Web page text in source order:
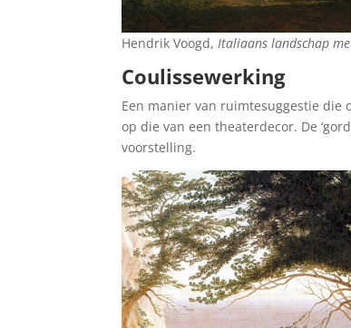
Hendrik Voogd,Italiaans landschap
Coulissewerking
Een manier van ruimtesuggestie
op die van een theaterdecor. De
voorstelling.